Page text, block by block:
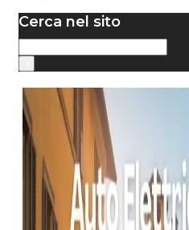
Cerca nel sito